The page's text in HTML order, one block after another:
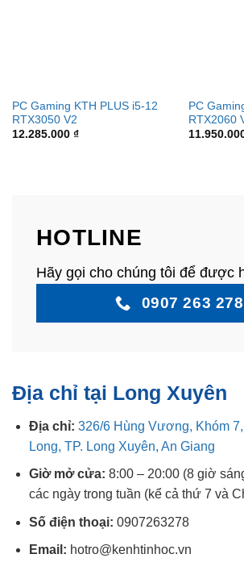
PC Gaming KTH PLUS i5-12
RTX3050 V2
12.285.000 ₫
PC
RTX2060
HOTLINE
Hãy gọi cho chúng tôi để được
0907 263 278
Địa chỉ tại Long Xuyên
Địa chỉ: 326/6 Hùng Vương, Khóm
Long, TP. Long Xuyên, An Giang
Giờ mở cửa: 8:00 – 20:00 (8 giờ
các ngày trong tuần (kể cả thứ 7 và
Số điện thoại: 0907263278
Email: hotro@kenhtinhoc.vn